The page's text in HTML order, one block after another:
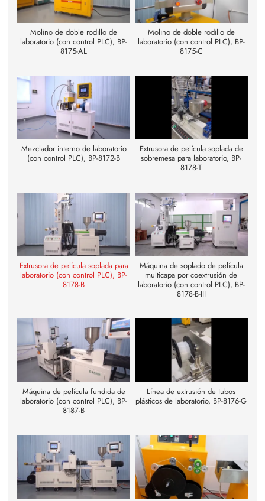
Molino de doble rodillo de
laboratorio (con control PLC), BP-
8175-AL
Molino de doble rodillo de
laboratorio (con control PLC), BP-
8175-C
Mezclador interno de laboratorio
(con control PLC), BP-8172-B
Extrusora de película soplada de
sobremesa para laboratorio, BP-
8178-T
Extrusora de película soplada para
laboratorio (con control PLC), BP-
8178-B
Máquina de soplado de película
multicapa por coextrusión de
laboratorio (con control PLC), BP-
8178-B-III
Máquina de película fundida de
laboratorio (con control PLC), BP-
8187-B
Línea de extrusión de tubos
plásticos de laboratorio, BP-8176-G